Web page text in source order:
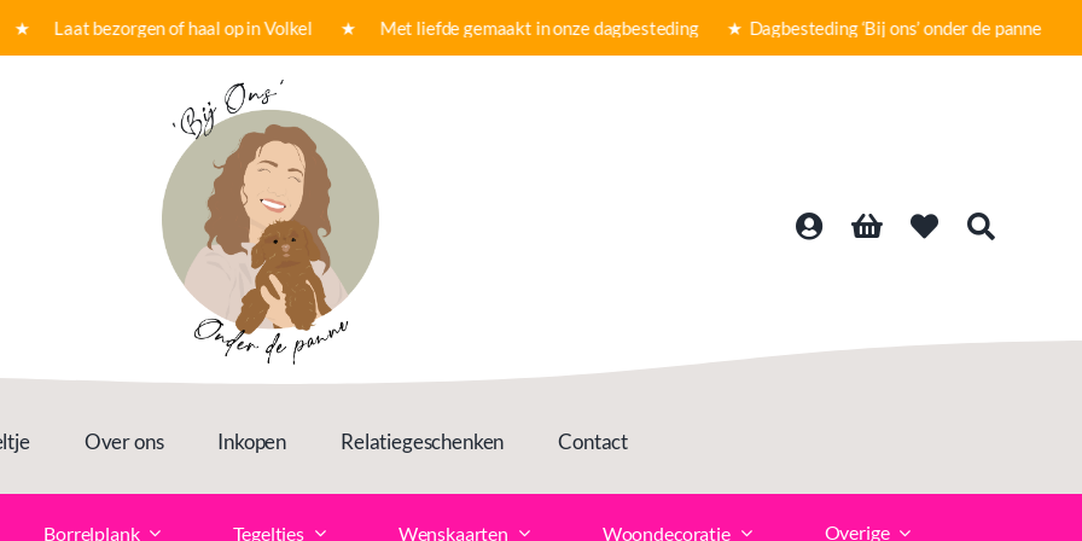
bezorgen of haal op in Volkel ★ Met liefde gemaakt in onze dagbesteding ★ Dagbesteding ‘Bij ons’ onder de panne ★
Over ons Inkopen Relatiegeschenken Contact
Borrelplank Tegeltjes Wenskaarten Woondecoratie Overige